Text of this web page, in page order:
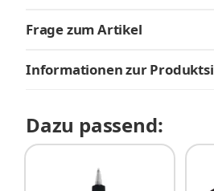
Frage zum Artikel
Informationen zur
Dazu passend: